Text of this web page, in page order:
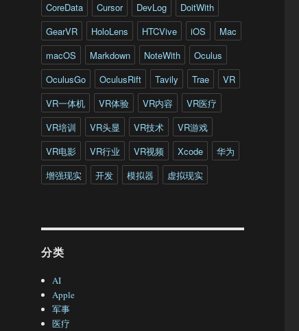
CoreData
Cursor DevLog
DoitWith
GearVR
HoloLens HTCVive iOS
Mac
macOS
Markdown NoteWith
Oculus
OculusGo
OculusRift Tavily Trae
VR
VR一体机
VR体验 VR内容
VR医疗
VR培训
VR头显 VR技术
VR游戏
VR电影
VR行业 VR视频 Xcode
华为
增强现实
开发 模拟器 虚拟现实
分类
AI
Apple
军事
医疗